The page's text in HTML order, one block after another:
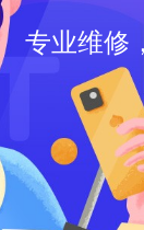
专业维修